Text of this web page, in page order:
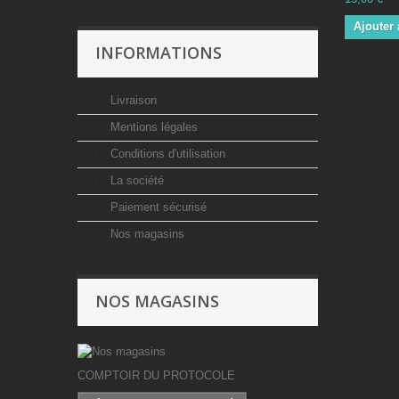
INFORMATIONS
Livraison
Mentions légales
Conditions d'utilisation
La société
Paiement sécurisé
Nos magasins
NOS MAGASINS
COMPTOIR DU PROTOCOLE
Ajouter